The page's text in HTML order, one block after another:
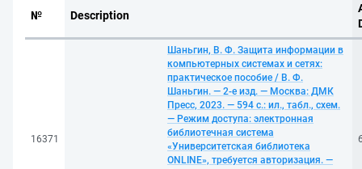
№ Description
16371
Шаньгин, В. Ф. Защита информации в
компьютерных системах и сетях:
практическое пособие / В. Ф.
Шаньгин. — 2-е изд. — Москва: ДМК
Пресс, 2023. — 594 с.: ил., табл., схем.
— Режим доступа: электронная
библиотечная система
«Университетская библиотека
ONLINE», требуется авторизация. —